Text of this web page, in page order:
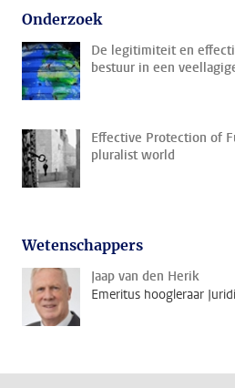
Onderzoek
De legitimiteit en
bestuur in een
Effective Protection of
pluralist world
Wetenschappers
Jaap van den Herik
Emeritus hoogleraar